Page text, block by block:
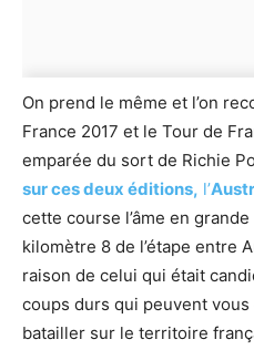
On prend le même et l’on
France 2017 et le Tour de
emparée du sort de Richie
sur ces deux éditions, l’
cette course l’âme en
kilomètre 8 de l’étape entre
raison de celui qui était
coups durs qui peuvent vous
batailler sur le territoire